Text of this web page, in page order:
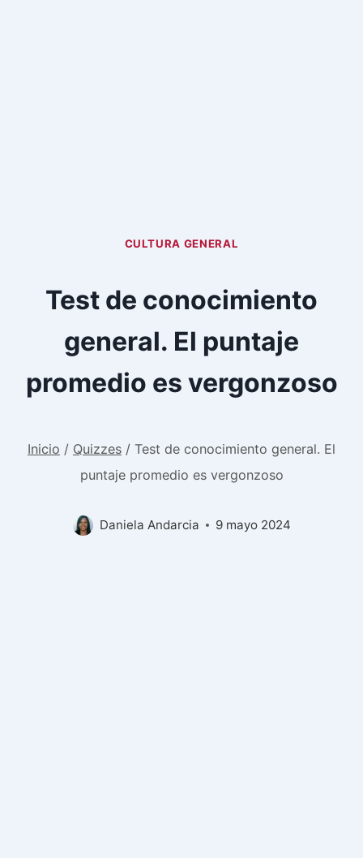
CULTURA GENERAL
Test de conocimiento
general. El puntaje
promedio es vergonzoso
Inicio / Quizzes / Test de conocimiento general. El
puntaje promedio es vergonzoso
Daniela Andarcia 9 mayo 2024